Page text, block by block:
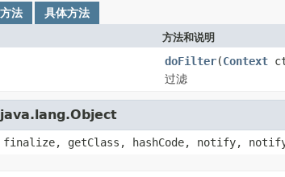
法 具体方法
方法和说明
doFilter(Context
过滤
java.lang.Object
finalize, getClass, hashCode, notify,